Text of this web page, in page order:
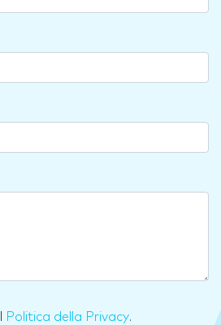
Politica della Privacy.